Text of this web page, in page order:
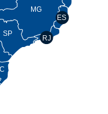
SP
MG
RJ
ES